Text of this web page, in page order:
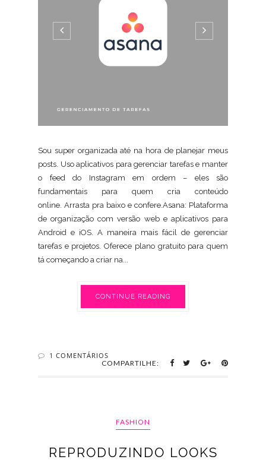
Sou super organizada até na hora de planejar meus
posts. Uso aplicativos para gerenciar tarefas e manter
o feed do Instagram em ordem – eles são
fundamentais para quem cria conteúdo
online. Arrasta pra baixo e confere.Asana: Plataforma
de organização com versão web e aplicativos para
Android e iOS. A maneira mais fácil de gerenciar
tarefas e projetos. Oferece plano gratuito para quem
tá começando a criar na...
CONTINUE READING
1 COMENTÁRIOS
COMPARTILHE:
FASHION
REPRODUZINDO LOOKS